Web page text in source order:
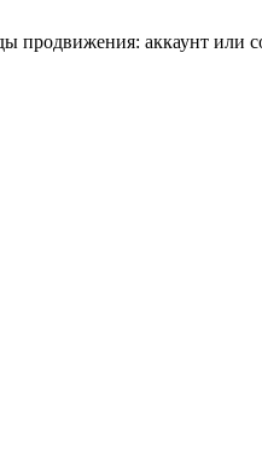
продвижения: аккаунт или